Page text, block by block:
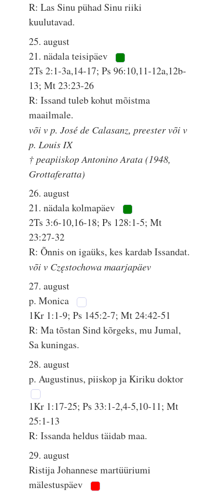
R: Las Sinu pühad Sinu riiki
kuulutavad.
25. august
21. nädala teisipäev
2Ts 2:1-3a,14-17; Ps 96:10,11-12a,12b-
13; Mt 23:23-26
R: Issand tuleb kohut mõistma
maailmale.
või v p. José de Calasanz, preester või v
p. Louis IX
† peapiiskop Antonino Arata (1948,
Grottaferatta)
26. august
21. nädala kolmapäev
2Ts 3:6-10,16-18; Ps 128:1-5; Mt
23:27-32
R: Õnnis on igaüks, kes kardab Issandat.
või v Częstochowa maarjapäev
27. august
p. Monica
1Kr 1:1-9; Ps 145:2-7; Mt 24:42-51
R: Ma tõstan Sind kõrgeks, mu Jumal,
Sa kuningas.
28. august
p. Augustinus, piiskop ja Kiriku doktor
1Kr 1:17-25; Ps 33:1-2,4-5,10-11; Mt
25:1-13
R: Issanda heldus täidab maa.
29. august
Ristija Johannese martüüriumi
mälestuspäev